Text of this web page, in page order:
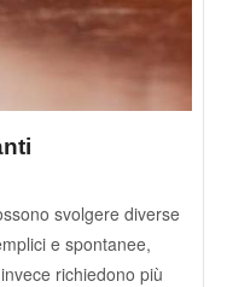
svolgere diverse
e spontanee,
richiedono più